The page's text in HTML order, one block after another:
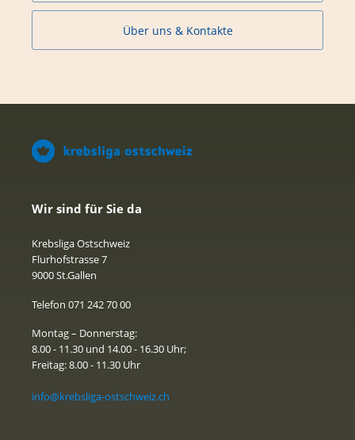
Über uns & Kontakte
Wir sind für Sie da
Krebsliga Ostschweiz
Flurhofstrasse 7
9000 St.Gallen
Telefon 071 242 70 00
Montag – Donnerstag:
8.00 - 11.30 und 14.00 - 16.30 Uhr;
Freitag: 8.00 - 11.30 Uhr
info@krebsliga-ostschweiz.ch